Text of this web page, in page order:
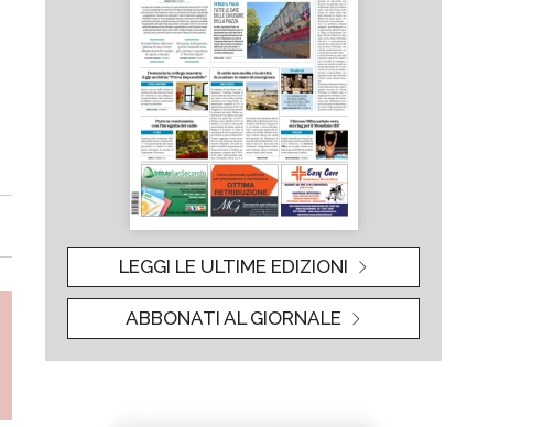
LEGGI LE ULTIME EDIZIONI
ABBONATI AL GIORNALE